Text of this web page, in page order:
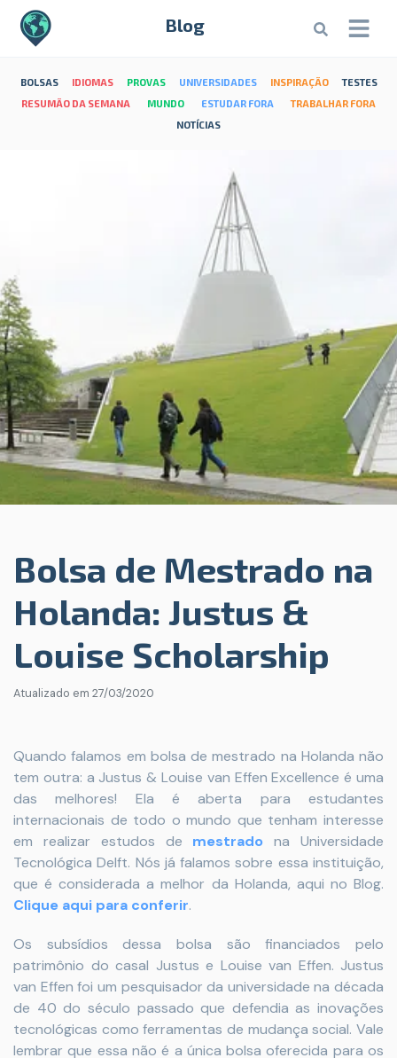
Blog
BOLSAS IDIOMAS PROVAS UNIVERSIDADES INSPIRAÇÃO
TESTES
RESUMÃO DA SEMANA
MUNDO ESTUDAR FORA
TRABALHAR FORA
NOTÍCIAS
Bolsa de Mestrado na
Holanda: Justus &
Louise Scholarship
Atualizado em 27/03/2020
Quando falamos em bolsa de mestrado na Holanda não
tem outra: a Justus & Louise van Effen Excellence é uma
das melhores! Ela é aberta para estudantes
internacionais de todo o mundo que tenham interesse
em realizar estudos de mestrado na Universidade
Tecnológica Delft. Nós já falamos sobre essa instituição,
que é considerada a melhor da Holanda, aqui no Blog.
Clique aqui para conferir.
Os subsídios dessa bolsa são financiados pelo
patrimônio do casal Justus e Louise van Effen. Justus
van Effen foi um pesquisador da universidade na década
de 40 do século passado que defendia as inovações
tecnológicas como ferramentas de mudança social. Vale
lembrar que essa não é a única bolsa oferecida para os